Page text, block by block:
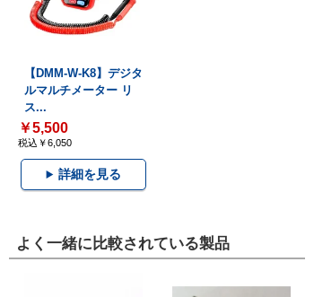
【DMM-W-K8】デジタ
ルマルチメーター リ
ス...
￥5,500
税込￥6,050
詳細を見る
よく一緒に比較されている製品